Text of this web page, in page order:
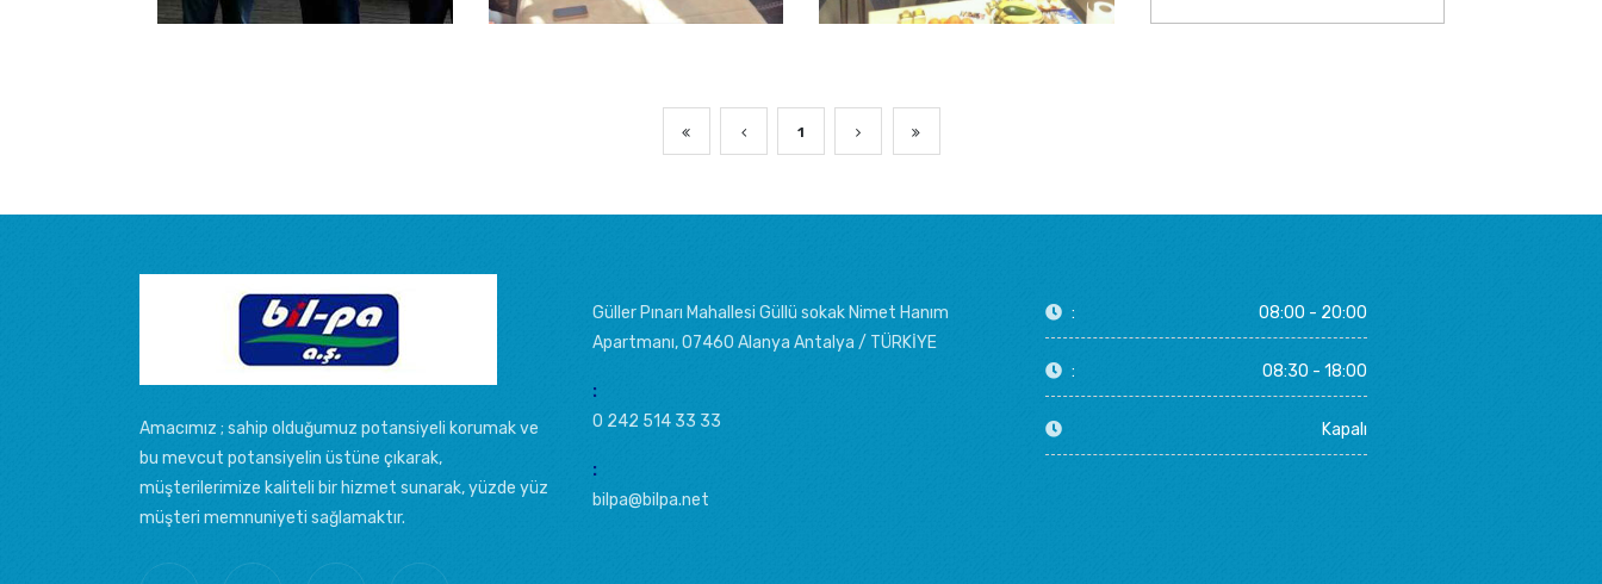
1
Amacımız ; sahip olduğumuz potansiyeli korumak ve
bu mevcut potansiyelin üstüne çıkarak,
müşterilerimize kaliteli bir hizmet sunarak, yüzde yüz
müşteri memnuniyeti sağlamaktır.
Güller Pınarı Mahallesi Güllü sokak Nimet Hanım
Apartmanı, 07460 Alanya Antalya / TÜRKİYE
:
0 242 514 33 33
:
bilpa@bilpa.net
: 08:00 - 20:00
: 08:30 - 18:00
Kapalı